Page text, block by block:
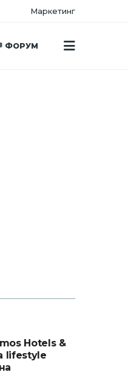
Маркетинг
ФОРУМ
Hotels &
lifestyle